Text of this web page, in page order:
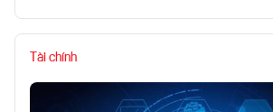
Tài chính